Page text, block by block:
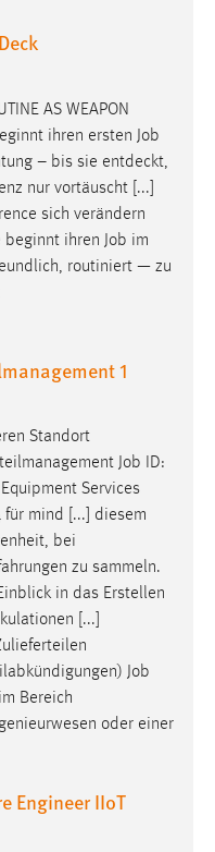
AS WEAPON
ihren ersten Job
– bis sie entdeckt,
nur vortäuscht [...]
sich verändern
beginnt ihren Job im
routiniert — zu
1
Standort
Job ID:
Services
für mind [...] diesem
bei
zu sammeln.
in das Erstellen
[...]
Job
Bereich
oder einer
Engineer IIoT
und Social Media